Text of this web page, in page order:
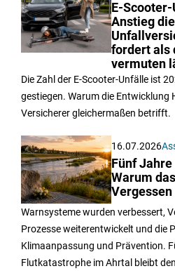
E-
Anstieg
fordert als
vermuten
Die Zahl der E-Scooter-Unfälle ist
gestiegen. Warum die Entwicklung
Versicherer gleichermaßen betrifft.
16.07.2026
Fünf
Warum
Warnsysteme wurden verbessert,
Prozesse weiterentwickelt und die
Klimaanpassung und Prävention.
Flutkatastrophe im Ahrtal bleibt